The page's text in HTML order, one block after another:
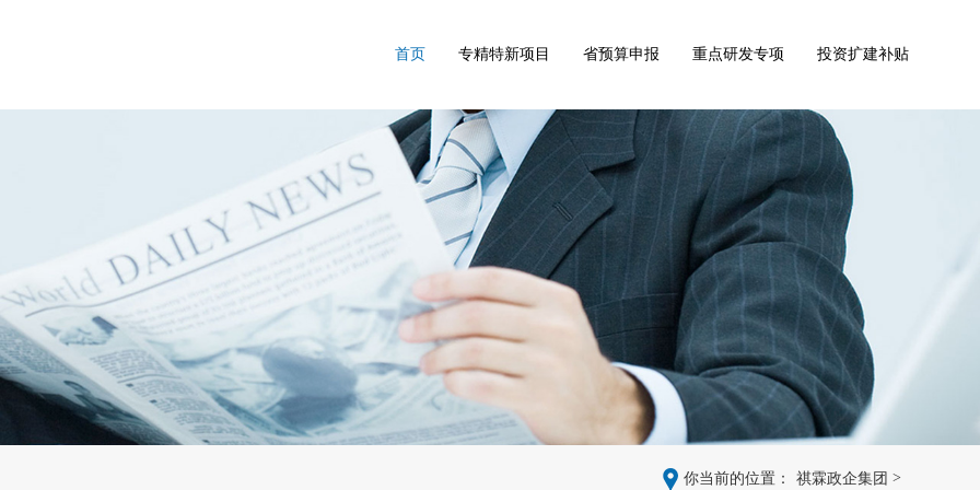
首页 专精特新项目 省预算申报 重点研发专项 投资扩建补贴
你当前的位置： 祺霖政企集团 >